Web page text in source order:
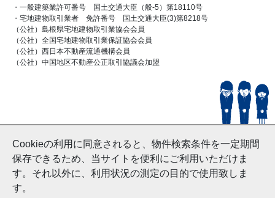
Cookieの利用に同意されると、物件検索条件を一定期間
保存できるため、当サイトを便利にご利用いただけま
す。それ以外に、利用状況の測定の目的で使用致しま
す。
・一般建築業許可番号 国土交通大臣（般-5）第18110号
・宅地建物取引業者 免許番号 国土交通大臣(3)第8218号
（公社）島根県宅地建物取引業協会会員
（公社）全国宅地建物取引業保証協会会員
（公社）西日本不動産流通機構会員
（公社）中国地区不動産公正取引協議会加盟
© HouseDoIzumo
and Nishinihon Home Co.ltd All Rights Reserved.